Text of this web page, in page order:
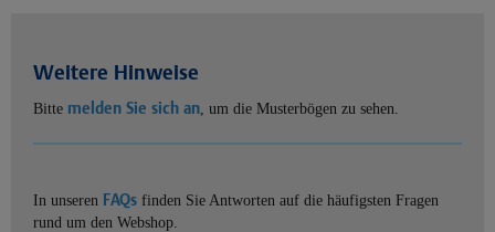
Weitere Hinweise
Bitte melden Sie sich an, um die Musterbögen zu sehen.
In unseren FAQs finden Sie Antworten auf die häufigsten Fragen
rund um den Webshop.